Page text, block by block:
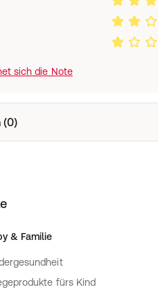
sandig-mehligen
Schluss! Unser veganes
Es enthält keinen
für einen besonderen
Protein bietet sich
So kannst du
vor einem
ist uns eine wirkliche
sich die Note
(0)
& Familie
fürs Kind